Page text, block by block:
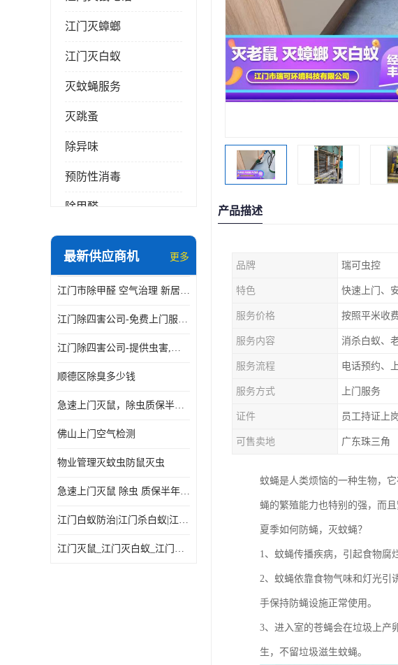
江门灭蟑螂
江门灭白蚁
灭蚊蝇服务
灭跳蚤
除异味
预防性消毒
除甲醛
最新供应商机 更多
江门市除甲醛 空气治理 新居除异味 除苯 装修后异味清除
江门除四害公司-免费上门服务-随叫随到
江门除四害公司-提供虫害,病毒等全面消杀服务
顺德区除臭多少钱
急速上门灭鼠，除虫质保半年，白蚁、跳蚤、臭虫、蟑螂、德国小镰
佛山上门空气检测
物业管理灭蚊虫防鼠灭虫
急速上门灭鼠 除虫 质保半年 白蚁 跳蚤 臭虫 蟑螂 德国小镰
江门白蚁防治|江门杀白蚁|江门杀虫灭鼠|江门灭白蚁|
江门灭鼠_江门灭白蚁_江门灭蟑螂
产品描述
品牌 瑞可虫控
特色 快速上门、
服务价格 按照平米收
服务内容 消杀白蚁、
服务流程 电话预约、
服务方式 上门服务
证件 员工持证上
可售卖地 广东珠三角
蚊蝇是人类烦恼的一种生物，
蝇的繁殖能力也特别的强，而
夏季如何防蝇，灭蚊蝇？
1、蚊蝇传播疾病，引起食物腐
2、蚊蝇依靠食物气味和灯光引
手保持防蝇设施正常使用。
3、进入室的苍蝇会在垃圾上产
生，不留垃圾滋生蚊蝇。